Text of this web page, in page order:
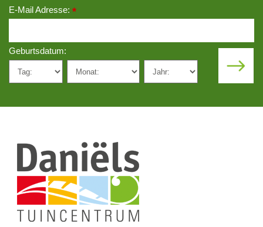
E-Mail Adresse: *
Geburtsdatum: